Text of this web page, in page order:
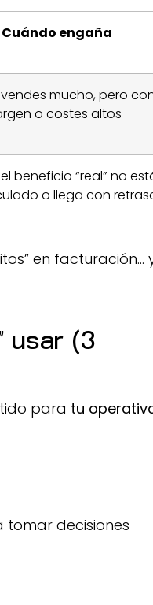
Cuándo engaña
mucho, pero
o costes altos
beneficio “real” no
o llega con
en facturación…
usar (3
para tu
tomar decisiones